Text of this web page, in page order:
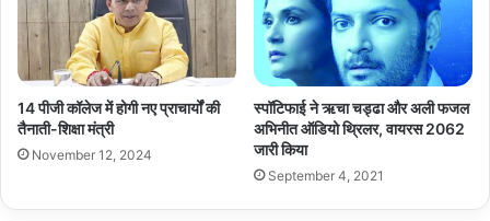
14 पीजी कॉलेज में होगी नए प्राचार्यों की
तैनाती-शिक्षा मंत्री
November 12, 2024
स्पॉटिफाई ने ऋचा चड्ढा और अली फजल
अभिनीत ऑडियो थ्रिलर, वायरस 2062
जारी किया
September 4, 2021